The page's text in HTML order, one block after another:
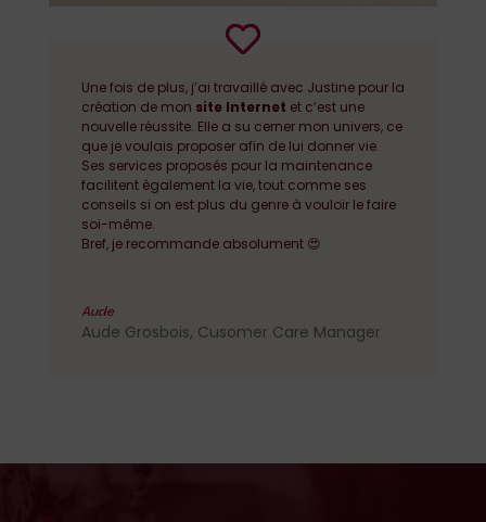
Une fois de plus, j’ai travaillé avec Justine pour la
création de mon site Internet et c’est une
nouvelle réussite. Elle a su cerner mon univers, ce
que je voulais proposer afin de lui donner vie.
Ses services proposés pour la maintenance
facilitent également la vie, tout comme ses
conseils si on est plus du genre à vouloir le faire
soi-même.
Bref, je recommande absolument 😍
Aude
Aude Grosbois, Cusomer Care Manager